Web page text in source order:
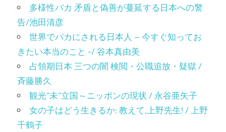
多様性バカ 矛盾と偽善が蔓延する日本への警
告/池田清彦
世界でバカにされる日本人 – 今すぐ知ってお
きたい本当のこと -/ 谷本真由美
占領期日本 三つの闇 検閲・公職追放・疑獄 /
斉藤勝久
観光”未”立国～ニッポンの現状 / 永谷亜矢子
女の子はどう生きるか: 教えて,上野先生! / 上野
千鶴子